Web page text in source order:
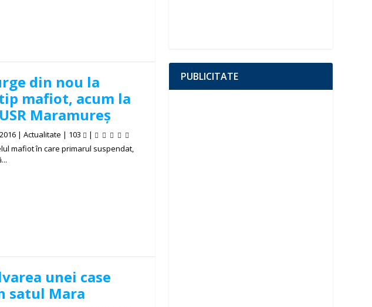
din nou la
mafiot, acum la
Maramureș
| Actualitate | 103
|
mafiot în care primarul suspendat,
unei case
satul Mara
PUBLICITATE